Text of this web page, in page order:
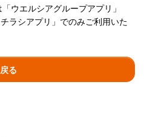
ウエルシアグループアプリ」
ラシアプリ」でのみご利用いた
戻る